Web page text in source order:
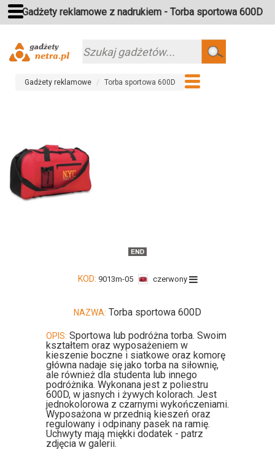
Gadżety reklamowe z nadrukiem - Torba sportowa 600D
Szukaj
Gadżety reklamowe Torba sportowa 600D
KOD: 9013m-05 czerwony
NAZWA: Torba sportowa 600D
OPIS: Sportowa lub podróżna torba. Swoim
kształtem oraz wyposażeniem w
kieszenie boczne i siatkowe oraz komorę
główna nadaje się jako torba na siłownię,
ale również dla studenta lub innego
podróżnika. Wykonana jest z poliestru
600D, w jasnych i żywych kolorach. Jest
jednokolorowa z czarnymi wykończeniami.
Wyposażona w przednią kieszeń oraz
regulowany i odpinany pasek na ramię.
Uchwyty mają miękki dodatek - patrz
zdjęcia w galerii.